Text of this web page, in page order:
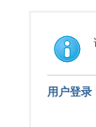
用户登录